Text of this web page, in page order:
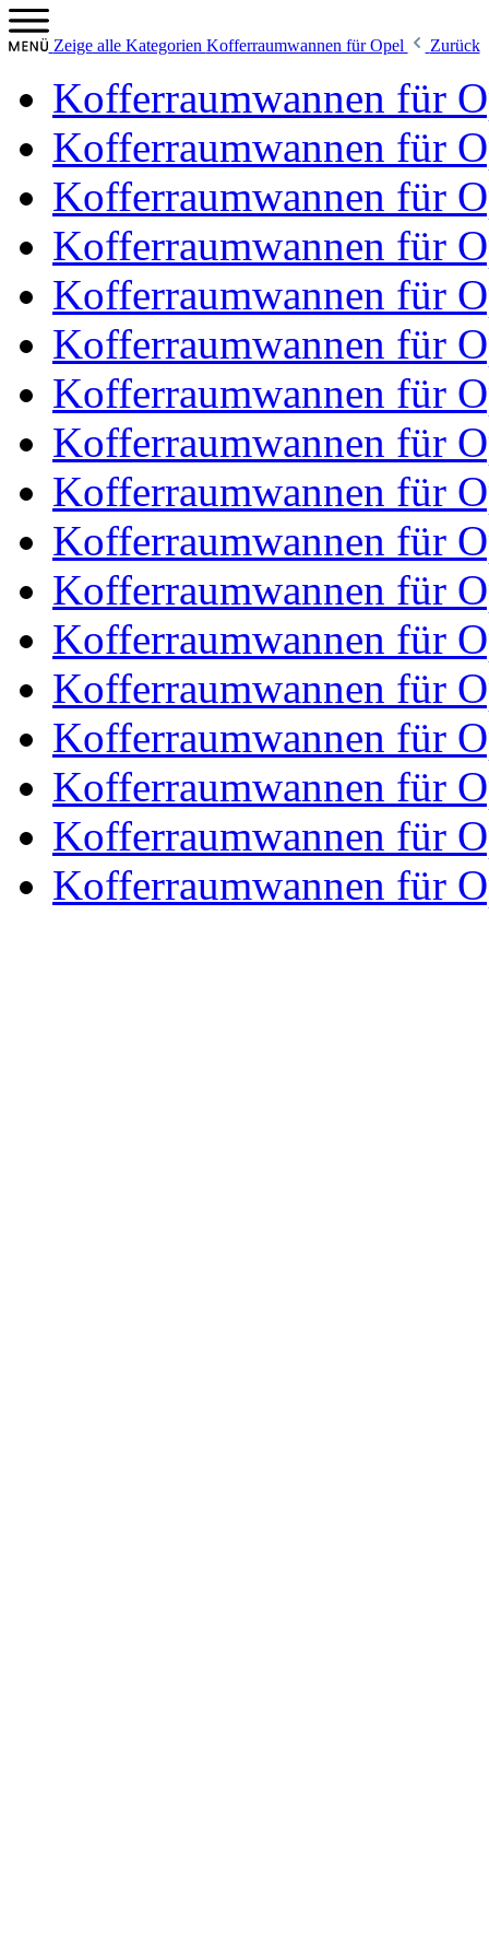
Zeige alle Kategorien Kofferraumwannen für Opel Zurück
Kofferraumwannen für
Kofferraumwannen für
Kofferraumwannen für
Kofferraumwannen für
Kofferraumwannen für
Kofferraumwannen für
Kofferraumwannen für
Kofferraumwannen für
Kofferraumwannen für
Kofferraumwannen für
Kofferraumwannen für
Kofferraumwannen für
Kofferraumwannen für
Kofferraumwannen für
Kofferraumwannen für
Kofferraumwannen für
Kofferraumwannen für